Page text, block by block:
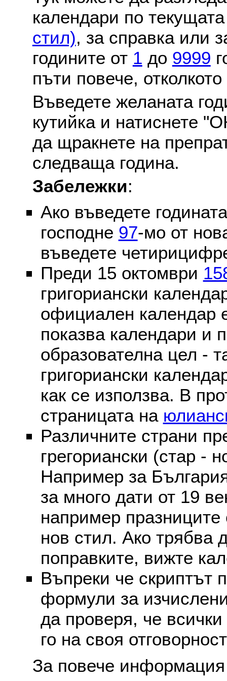
календари по
стил), за справка или
годините от 1 до 9999
пъти повече,
Въведете желаната
кутийка и натиснете
да щракнете на
следваща година.
Забележки:
Ако въведете
господне 97-мо от
въведете
Преди 15 октомври
григориански
официален календар
показва календари и
образователна цел -
григориански
как се използва. В
страницата на
Различните страни
грегориански (стар -
Например за
за много дати от 19
например празниците
нов стил. Ако трябва
поправките, вижте
Въпреки че скриптът
формули за
да проверя, че
го на своя
За повече информация